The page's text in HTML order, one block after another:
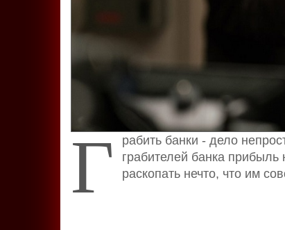
Г
рабить банки - дело
грабителей банка
раскопать нечто, что им